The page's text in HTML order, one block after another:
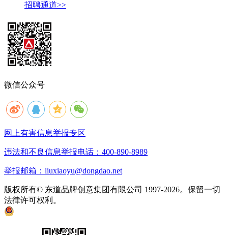
招聘通道>>
微信公众号
网上有害信息举报专区
违法和不良信息举报电话：400-890-8989
举报邮箱：liuxiaoyu@dongdao.net
版权所有© 东道品牌创意集团有限公司 1997-2026。保留一切
法律许可权利。